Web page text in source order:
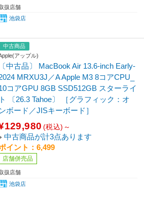
扱店舗
池袋店
中古商品
アップル)
〔中古品〕 MacBook Air 13.6-inch Early-
MRXU3J／A Apple M3 8コアCPU_
コアGPU 8GB SSD512GB スターライ
ト 〔26.3 Tahoe〕 ［グラフィック：オ
ンボード／JISキーボード］
(税込)～
中古商品が計3点あります
イント：6,499
店舗併売品
扱店舗
池袋店